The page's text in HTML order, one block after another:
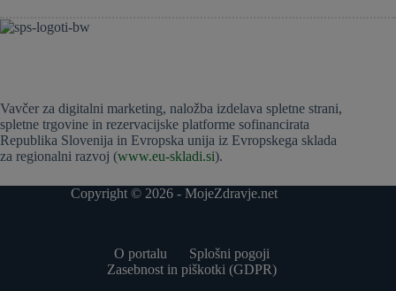
Vavčer za digitalni marketing, naložba izdelava spletne strani,
spletne trgovine in rezervacijske platforme sofinancirata
Republika Slovenija in Evropska unija iz Evropskega sklada
za regionalni razvoj (www.eu-skladi.si).
Copyright © 2026 - MojeZdravje.net
O portalu
Splošni pogoji
Zasebnost in piškotki (GDPR)